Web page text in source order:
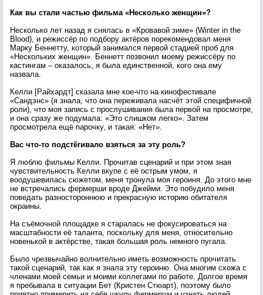
Как вы стали частью фильма «Несколько женщин»?
Несколько лет назад я снялась в «Кровавой зиме» (Winter in the
Blood), и режиссёр по подбору актёров порекомендовал меня
Марку Беннетту, который занимался первой стадией проб для
«Нескольких женщин». Беннетт позвонил моему режиссёру по
кастингам – оказалось, я была единственной, кого она ему
назвала.
Келли [Райхардт] сказала мне кое-что на кинофестивале
«Сандэнс» (я знала, что она переживала насчёт этой специфичной
роли), что моя запись с прослушивания была первой на просмотре,
и она сразу же подумала: «Это слишком легко». Затем
просмотрела ещё парочку, и такая: «Нет».
Вас что-то подстёгивало взяться за эту роль?
Я люблю фильмы Келли. Прочитав сценарий и при этом зная
чувствительность Келли вкупе с её острым умом, я
воодушевилась сюжетом, меня тронула моя героиня. До этого мне
не встречались фермерши вроде Джейми. Это побудило меня
поведать разностороннюю и прекрасную историю обитателя
окраины.
На съёмочной площадке я старалась не фокусироваться на
масштабности её таланта, поскольку для меня, относительно
новенькой в актёрстве, такая большая роль немного пугала.
Было чрезвычайно волнительно иметь возможность прочитать
такой сценарий, так как я знала эту героиню. Она многим схожа с
членами моей семьи и моими коллегами по работе. Долгое время
я пребывала в ситуации Бет (Кристен Стюарт), поэтому было